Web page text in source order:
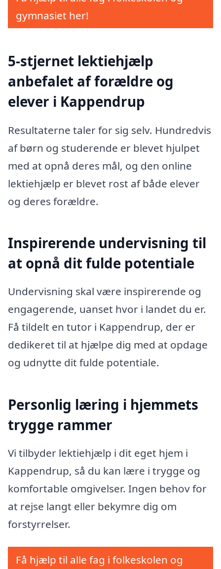
gymnasiet her!
5-stjernet lektiehjælp
anbefalet af forældre og
elever i Kappendrup
Resultaterne taler for sig selv. Hundredvis
af børn og studerende er blevet hjulpet
med at opnå deres mål, og den online
lektiehjælp er blevet rost af både elever
og deres forældre.
Inspirerende undervisning til
at opnå dit fulde potentiale
Undervisning skal være inspirerende og
engagerende, uanset hvor i landet du er.
Få tildelt en tutor i Kappendrup, der er
dedikeret til at hjælpe dig med at opdage
og udnytte dit fulde potentiale.
Personlig læring i hjemmets
trygge rammer
Vi tilbyder lektiehjælp i dit eget hjem i
Kappendrup, så du kan lære i trygge og
komfortable omgivelser. Ingen behov for
at rejse langt eller bekymre dig om
forstyrrelser.
Få hjælp til alle fag i folkeskolen og